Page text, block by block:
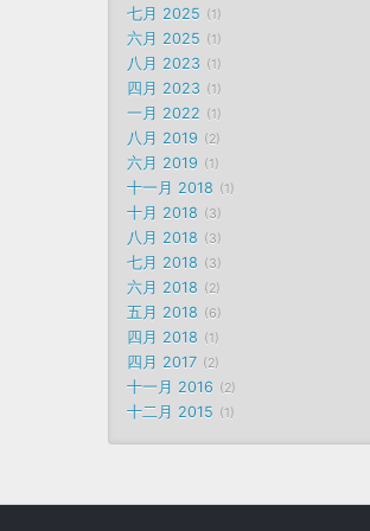
七月 2025 1
六月 2025 1
八月 2023 1
四月 2023 1
一月 2022 1
八月 2019 2
六月 2019 1
十一月 2018 1
十月 2018 3
八月 2018 3
七月 2018 3
六月 2018 2
五月 2018 6
四月 2018 1
四月 2017 2
十一月 2016 2
十二月 2015 1